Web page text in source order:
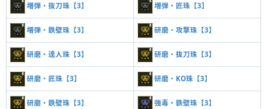
増弾・抜刀珠【3】 増弾・匠珠【3】
増弾・鉄壁珠【3】 研磨・攻撃珠【3】
研磨・達人珠【3】 研磨・抜刀珠【3】
研磨・匠珠【3】 研磨・KO珠【3】
研磨・鉄壁珠【3】 強毒・鉄壁珠【3】